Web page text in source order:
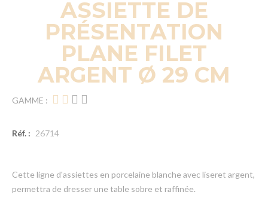
ASSIETTE DE
PRÉSENTATION
PLANE FILET
ARGENT Ø 29 CM
GAMME :
Réf. : 26714
Cette ligne d'assiettes en porcelaine blanche avec liseret argent,
permettra de dresser une table sobre et raffinée.